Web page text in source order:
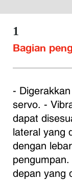
1
Bagian
-
servo. -
dapat
lateral yang
dengan
depan yang